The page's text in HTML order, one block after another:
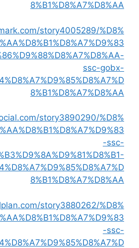
8%B1%D8%A7%D8%AA
story4005289/%D8%
ssc-gobx-
8%B1%D8%A7%D8%AA
story3890290/%D8%
-ssc-
8%B1%D8%A7%D8%AA
story3880262/%D8%
-ssc-